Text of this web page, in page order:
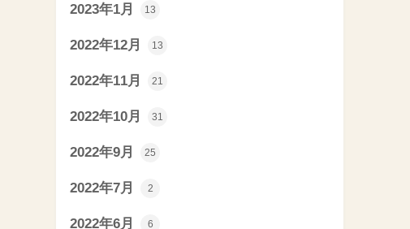
2023年1月 13
2022年12月 13
2022年11月 21
2022年10月 31
2022年9月 25
2022年7月 2
2022年6月 6